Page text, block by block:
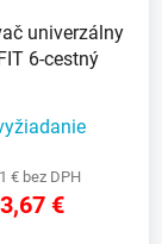
univerzálny
6-cestný
€ bez DPH
€